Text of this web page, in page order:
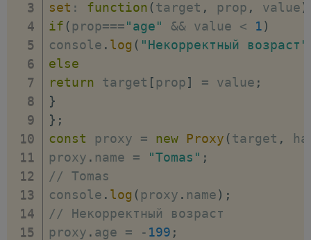
set : function (target , prop , value)
if ( prop==="age" && value < 1)
console . log ( "Некорректный возраст"
else
return target [ prop] = value ;
}
} ;
const proxy = new Proxy (target ,
proxy . name = "Tomas" ;
// Tomas
console . log ( proxy . name) ;
// Некорректный возраст
proxy . age = - 199 ;